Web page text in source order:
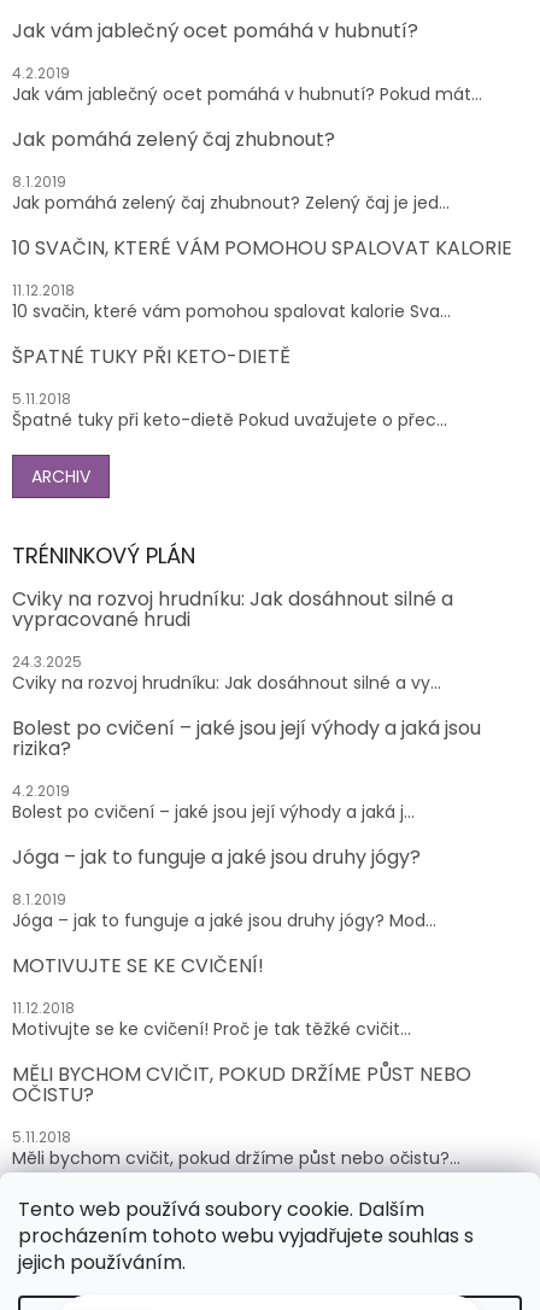
Tento web používá soubory cookie. Dalším
procházením tohoto webu vyjadřujete souhlas s
jejich používáním.
Jak vám jablečný ocet pomáhá v hubnutí?
4.2.2019
Jak vám jablečný ocet pomáhá v hubnutí? Pokud mát...
Jak pomáhá zelený čaj zhubnout?
8.1.2019
Jak pomáhá zelený čaj zhubnout? Zelený čaj je jed...
10 SVAČIN, KTERÉ VÁM POMOHOU SPALOVAT KALORIE
11.12.2018
10 svačin, které vám pomohou spalovat kalorie Sva...
ŠPATNÉ TUKY PŘI KETO-DIETĚ
5.11.2018
Špatné tuky při keto-dietě Pokud uvažujete o přec...
ARCHIV
TRÉNINKOVÝ PLÁN
Cviky na rozvoj hrudníku: Jak dosáhnout silné a
vypracované hrudi
24.3.2025
Cviky na rozvoj hrudníku: Jak dosáhnout silné a vy...
Bolest po cvičení – jaké jsou její výhody a jaká jsou
rizika?
4.2.2019
Bolest po cvičení – jaké jsou její výhody a jaká j...
Jóga – jak to funguje a jaké jsou druhy jógy?
8.1.2019
Jóga – jak to funguje a jaké jsou druhy jógy? Mod...
MOTIVUJTE SE KE CVIČENÍ!
11.12.2018
Motivujte se ke cvičení! Proč je tak těžké cvičit...
MĚLI BYCHOM CVIČIT, POKUD DRŽÍME PŮST NEBO
OČISTU?
5.11.2018
Měli bychom cvičit, pokud držíme půst nebo očistu?...
ARCHIV